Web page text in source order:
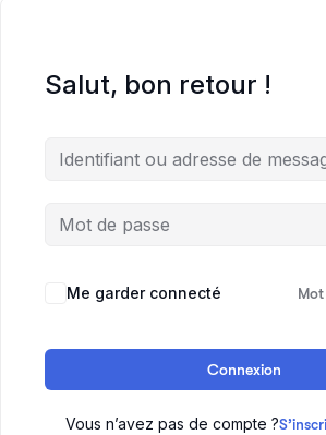
Salut, bon retour !
Me garder connecté
Connexion
Vous n’avez pas de compte ?